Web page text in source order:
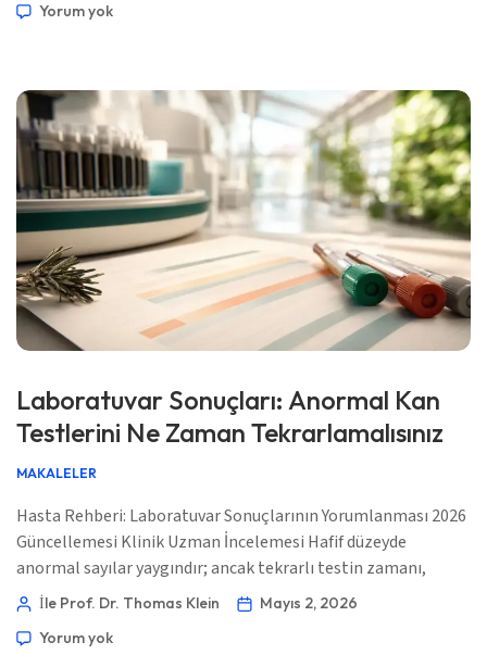
Mayıs 2026 📝 Yayınlandı: 2 Mayıs 2026 🩺 Tıbbi Olarak
Yorum yok
Laboratuvar Sonuçları: Anormal Kan
Testlerini Ne Zaman Tekrarlamalısınız
MAKALELER
Hasta Rehberi: Laboratuvar Sonuçlarının Yorumlanması 2026
Güncellemesi Klinik Uzman İncelemesi Hafif düzeyde
anormal sayılar yaygındır; ancak tekrarlı testin zamanı,
biyobelirtece, belirtilere, kullanılan ilaçlara ve değerin
bağlıdır. 📖 ~11 dakika 📅 2 Mayıs 2026 📝 Yayınlandı: 2 Mayıs
İle Prof. Dr. Thomas Klein
Mayıs 2, 2026
Yorum yok